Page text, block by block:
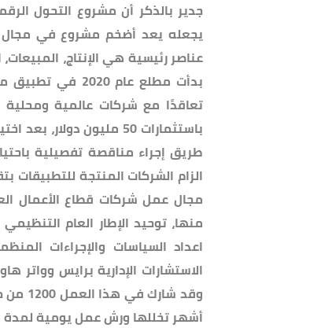
عناصر رئيسية هي الإنتاج، المبيعات،
تعاقدًا مع شركات عالمية
باستثمارات 50 مليون
طريق إجراء مناقصة تفصيلية
الزام الشركات المنتجة
مجال عمل شركات قطاع الأعمال
منها، توحيد الإطار العام
اعداد السياسات والإجراءات
الاستشارات الإدارية برايس
أشهر تخللها ورش عمل يومية لمدة 3 أشهر متصلة.